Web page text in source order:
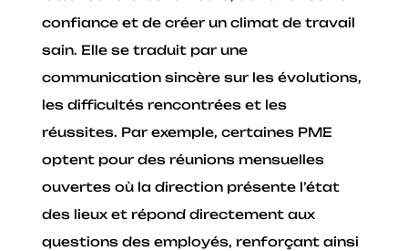
confiance et de créer un climat de travail
sain. Elle se traduit par une
communication sincère sur les évolutions,
les difficultés rencontrées et les
réussites. Par exemple, certaines PME
optent pour des réunions mensuelles
ouvertes où la direction présente l’état
des lieux et répond directement aux
questions des employés, renforçant ainsi